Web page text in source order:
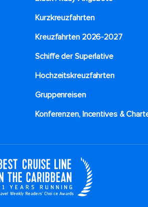
Kurzkreuzfahrten​
Kreuzfahrten 2026-2027
Schiffe der Superlative
Hochzeitskreuzfahrten
Gruppenreisen
Konferenzen, Incentives &